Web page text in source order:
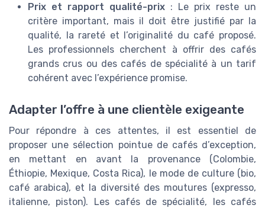
Prix et rapport qualité-prix : Le prix reste un
critère important, mais il doit être justifié par la
qualité, la rareté et l’originalité du café proposé.
Les professionnels cherchent à offrir des cafés
grands crus ou des cafés de spécialité à un tarif
cohérent avec l’expérience promise.
Adapter l’offre à une clientèle exigeante
Pour répondre à ces attentes, il est essentiel de
proposer une sélection pointue de cafés d’exception,
en mettant en avant la provenance (Colombie,
Éthiopie, Mexique, Costa Rica), le mode de culture (bio,
café arabica), et la diversité des moutures (expresso,
italienne, piston). Les cafés de spécialité, les cafés